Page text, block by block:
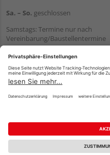
Sa. – So. geschlossen
Samstags: Termine nur nach
Vereinbarung/Baustellentermine
Wir helfen Ihnen gerne
weiter
Tel.:+49 6062 956180
E-Mail:shop@holzland-seibert.de
Impressum AGB
Reservierungsbedingungen